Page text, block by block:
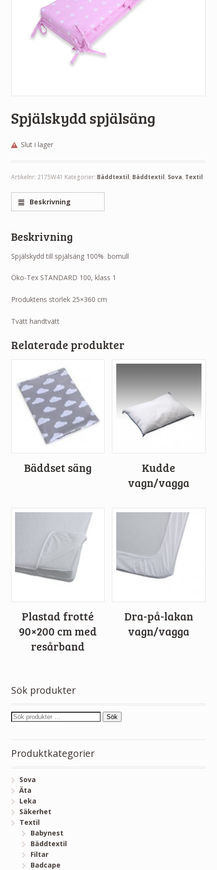
Spjälskydd spjälsäng
Slut i lager
Artikelnr: 2175W41 Kategorier: Bäddtextil, Bäddtextil, Sova, Textil
Beskrivning
Beskrivning
Spjälskydd till spjälsäng 100% bomull
Öko-Tex STANDARD 100, klass 1
Produktens storlek 25×360 cm
Tvätt handtvätt
Relaterade produkter
Bäddset säng
Kudde
vagn/vagga
Plastad frotté
90×200 cm med
resårband
Dra-på-lakan
vagn/vagga
Sök produkter
Sök
Produktkategorier
Sova
Äta
Leka
Säkerhet
Textil
Babynest
Bäddtextil
Filtar
Badcape